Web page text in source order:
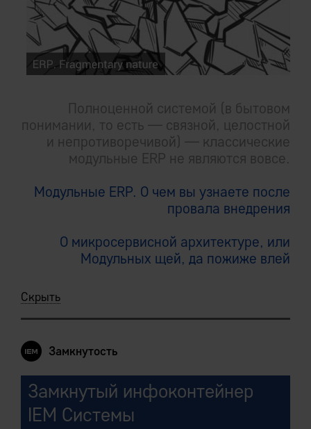
Полноценной системой (в бытовом
понимании, то есть — связной, целостной
и непротиворечивой) — классические
модульные ERP не являются вовсе.
Модульные ERP. О чем вы узнаете после
провала внедрения
О микросервисной архитектуре, или
Модульных щей, да пожиже влей
Скрыть
Замкнутость
Замкнутый инфоконтейнер
IEM Системы